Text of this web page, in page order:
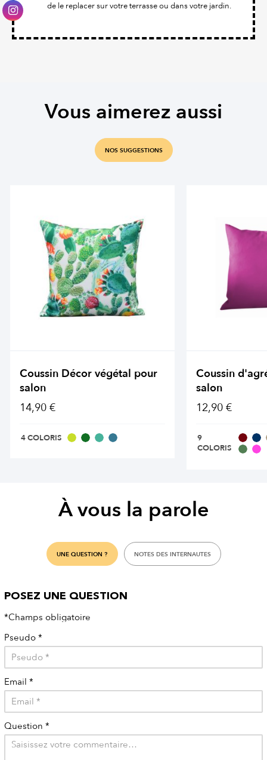
de le replacer sur votre terrasse ou dans votre jardin.
Vous aimerez aussi
NOS SUGGESTIONS
Coussin Décor végétal pour
salon
14,90 €
4 COLORIS
Coussin
salon
12,90 €
9
COLORIS
À vous la parole
UNE QUESTION ? NOTES DES INTERNAUTES
POSEZ UNE QUESTION
*Champs obligatoire
Pseudo *
Email *
Question *